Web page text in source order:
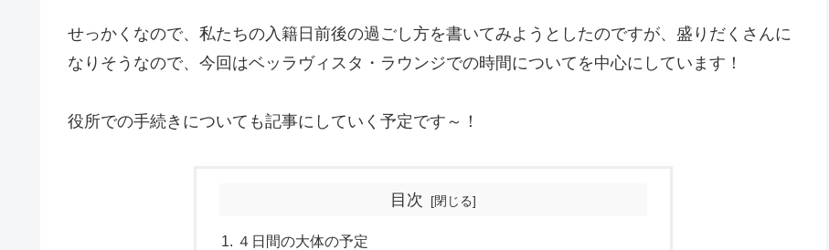
せっかくなので、私たちの入籍日前後の過ごし方を書いてみようとしたのですが、盛りだくさんに
なりそうなので、今回はベッラヴィスタ・ラウンジでの時間についてを中心にしています！
役所での手続きについても記事にしていく予定です～！
目次
４日間の大体の予定